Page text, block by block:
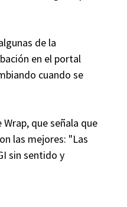
de la
en el portal
cuando se
que señala que
las mejores: "Las
sin sentido y